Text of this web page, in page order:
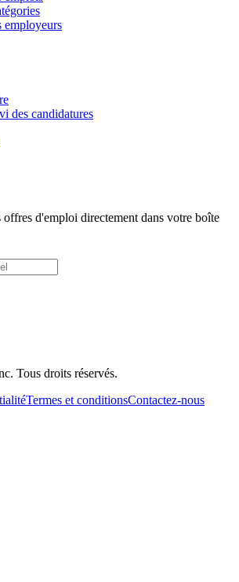
employeurs
des candidatures
offres d'emploi directement dans votre boîte
Tous droits réservés.
Termes et conditionsContactez-nous